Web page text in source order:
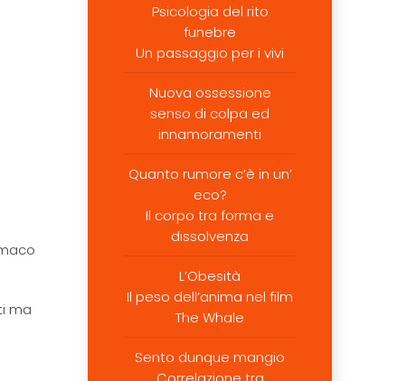
ma
Psicologia del rito
funebre
Un passaggio per i vivi
Nuova ossessione
senso di colpa ed
innamoramenti
Quanto rumore c’è in un’
eco?
Il corpo tra forma e
dissolvenza
L’Obesità
Il peso dell’anima nel film
The Whale
Sento dunque mangio